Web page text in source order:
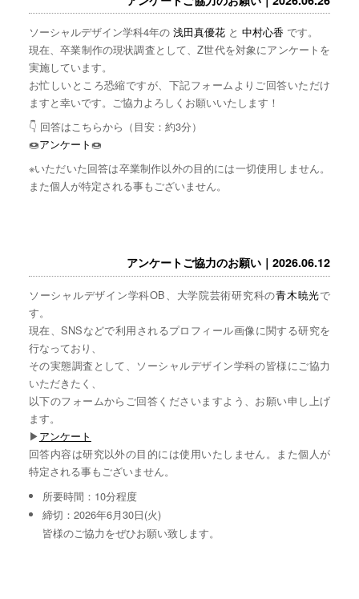
ソーシャルデザイン学科4年の 浅田真優花と 中村心香 です。
現在、卒業制作の現状調査として、Z世代を対象にアンケートを
実施しています。
お忙しいところ恐縮ですが、下記フォームよりご回答いただけ
ますと幸いです。ご協力よろしくお願いいたします！
👇 回答はこちらから（目安：約3分）
🍩アンケート🍩
※いただいた回答は卒業制作以外の目的には一切使用しません。
また個人が特定される事もございません。
アンケートご協力のお願い｜2026.06.12
ソーシャルデザイン学科OB、大学院芸術研究科の青木暁光で
す。
現在、SNSなどで利用されるプロフィール画像に関する研究を
行なっており、
その実態調査として、ソーシャルデザイン学科の皆様にご協力
いただきたく、
以下のフォームからご回答くださいますよう、お願い申し上げ
ます。
▶︎アンケート
回答内容は研究以外の目的には使用いたしません。また個人が
特定される事もございません。
所要時間：10分程度
締切：2026年6月30日(火)
皆様のご協力をぜひお願い致します。